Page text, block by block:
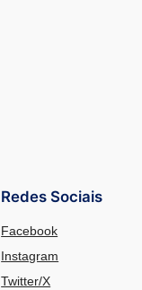
Redes Sociais
Facebook
Instagram
Twitter/X